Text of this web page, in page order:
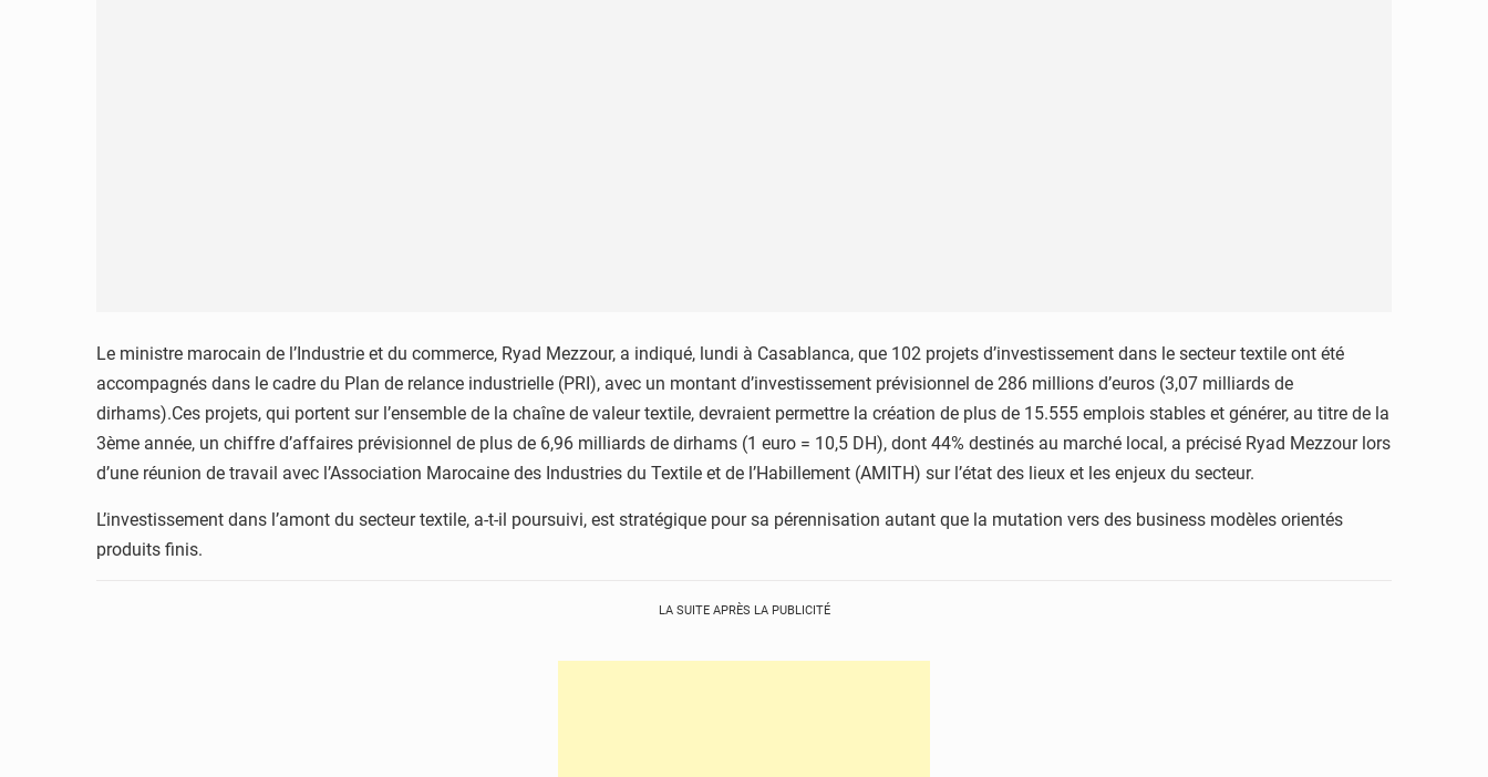
Le ministre marocain de l’Industrie et du commerce, Ryad Mezzour, a indiqué, lundi à Casablanca, que 102 projets d’investissement dans le secteur textile ont été
accompagnés dans le cadre du Plan de relance industrielle (PRI), avec un montant d’investissement prévisionnel de 286 millions d’euros (3,07 milliards de
dirhams).Ces projets, qui portent sur l’ensemble de la chaîne de valeur textile, devraient permettre la création de plus de 15.555 emplois stables et générer, au titre de la
3ème année, un chiffre d’affaires prévisionnel de plus de 6,96 milliards de dirhams (1 euro = 10,5 DH), dont 44% destinés au marché local, a précisé Ryad Mezzour lors
d’une réunion de travail avec l’Association Marocaine des Industries du Textile et de l’Habillement (AMITH) sur l’état des lieux et les enjeux du secteur.
L’investissement dans l’amont du secteur textile, a-t-il poursuivi, est stratégique pour sa pérennisation autant que la mutation vers des business modèles orientés
produits finis.
LA SUITE APRÈS LA PUBLICITÉ